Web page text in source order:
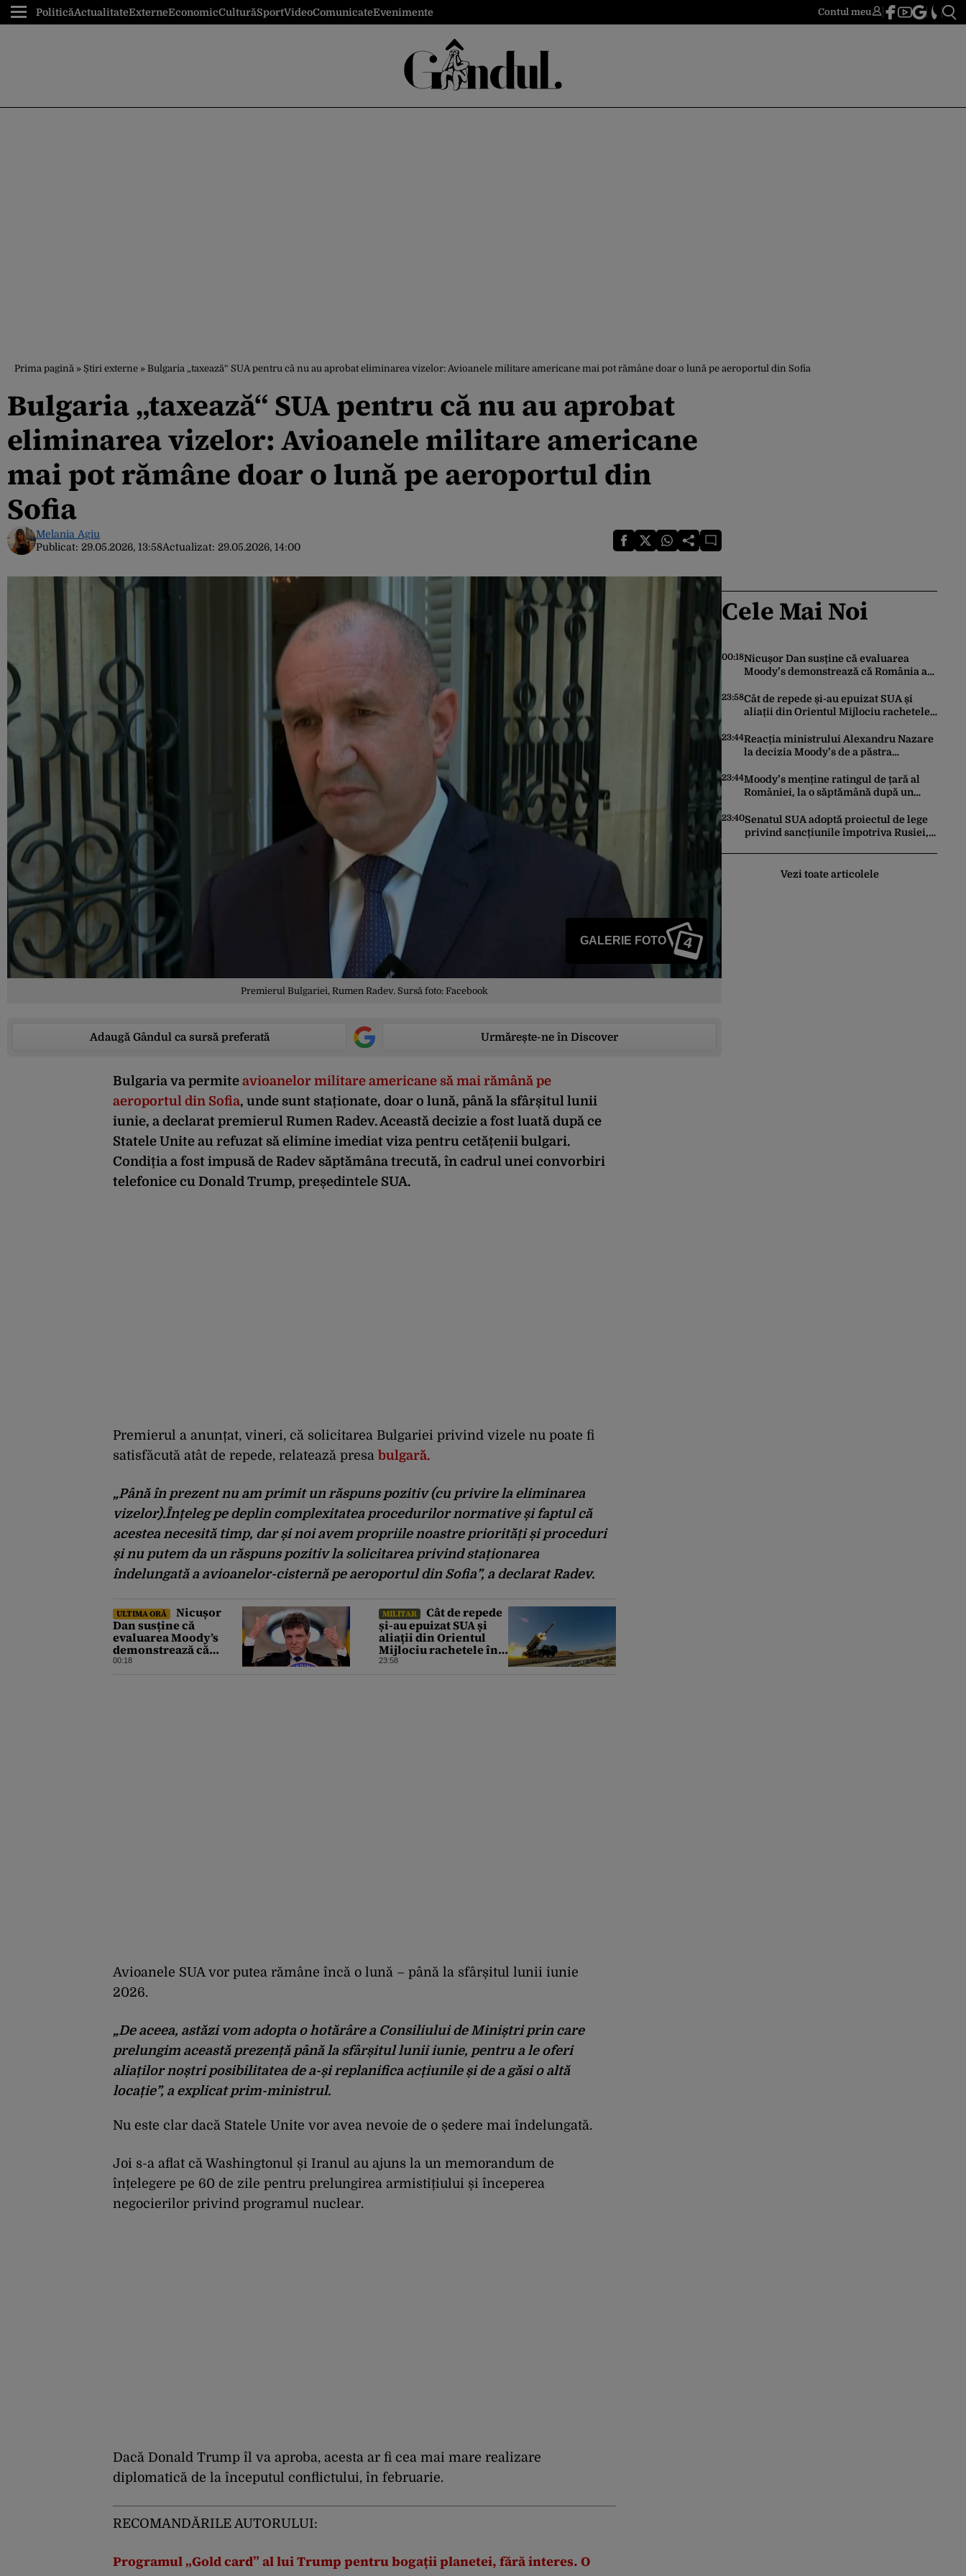
PoliticăActualitateExterneEconomicCulturăSportVideoComunicateEvenimente Contul meu
Prima pagină » Știri externe » Bulgaria „taxează“ SUA pentru că nu au aprobat eliminarea vizelor: Avioanele militare americane mai pot rămâne doar o lună pe aeroportul din Sofia
Bulgaria „taxează“ SUA pentru că nu au aprobat
eliminarea vizelor: Avioanele militare americane
mai pot rămâne doar o lună pe aeroportul din
Sofia
Melania Agiu
Publicat: 29.05.2026, 13:58Actualizat: 29.05.2026, 14:00
GALERIE FOTO 4
Premierul Bulgariei, Rumen Radev. Sursă foto: Facebook
Adaugă Gândul ca sursă preferată Urmărește-ne în Discover
Bulgaria va permite avioanelor militare americane să mai rămână pe
aeroportul din Sofia, unde sunt staționate, doar o lună, până la sfârșitul lunii
iunie, a declarat premierul Rumen Radev. Această decizie a fost luată după ce
Statele Unite au refuzat să elimine imediat viza pentru cetățenii bulgari.
Condiția a fost impusă de Radev săptămâna trecută, în cadrul unei convorbiri
telefonice cu Donald Trump, președintele SUA.
Premierul a anunțat, vineri, că solicitarea Bulgariei privind vizele nu poate fi
satisfăcută atât de repede, relatează presa bulgară.
„Până în prezent nu am primit un răspuns pozitiv (cu privire la eliminarea
vizelor).Înțeleg pe deplin complexitatea procedurilor normative și faptul că
acestea necesită timp, dar și noi avem propriile noastre priorități și proceduri
și nu putem da un răspuns pozitiv la solicitarea privind staționarea
îndelungată a avioanelor-cisternă pe aeroportul din Sofia”, a declarat Radev.
ULTIMA ORĂ
Nicușor
Dan susține că
evaluarea Moody’s
demonstrează că
România a făcut pașii
00:18
MILITAR
Cât de repede
și-au epuizat SUA și
aliații din Orientul
Mijlociu rachetele în
conflictul cu Iranul
23:58
Avioanele SUA vor putea rămâne încă o lună – până la sfârșitul lunii iunie
2026.
„De aceea, astăzi vom adopta o hotărâre a Consiliului de Miniștri prin care
prelungim această prezență până la sfârșitul lunii iunie, pentru a le oferi
aliaților noștri posibilitatea de a-și replanifica acțiunile și de a găsi o altă
locație”, a explicat prim-ministrul.
Nu este clar dacă Statele Unite vor avea nevoie de o ședere mai îndelungată.
Joi s-a aflat că Washingtonul și Iranul au ajuns la un memorandum de
înțelegere pe 60 de zile pentru prelungirea armistițiului și începerea
negocierilor privind programul nuclear.
Dacă Donald Trump îl va aproba, acesta ar fi cea mai mare realizare
diplomatică de la începutul conflictului, în februarie.
RECOMANDĂRILE AUTORULUI:
Programul „Gold card” al lui Trump pentru bogații planetei, fără interes. O
Cele Mai Noi
00:18Nicușor Dan susține că evaluarea
Moody’s demonstrează că România a
încrederea investitorilor: „Totuși,
perspectiva rămâne rezervată”
23:58Cât de repede și-au epuizat SUA și
aliații din Orientul Mijlociu rachetele
23:44Reacția ministrului Alexandru Nazare
la decizia Moody’s de a păstra
„Este un răgaz, dar în niciun caz un
motiv de relaxare”
23:44Moody’s menține ratingul de țară al
României, la o săptămână după un
unui guvern cu puteri depline,
principala vulnerabilitate din raport
23:40Senatul SUA adoptă proiectul de lege
privind sancțiunile împotriva Rusiei,
Vezi toate articolele